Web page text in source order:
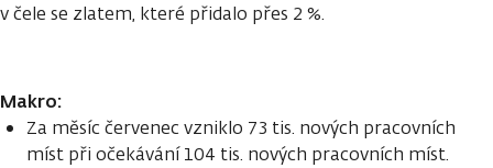
v čele se zlatem, které přidalo přes 2 %.
Makro:
Za měsíc červenec vzniklo 73 tis. nových pracovních
míst při očekávání 104 tis. nových pracovních míst.